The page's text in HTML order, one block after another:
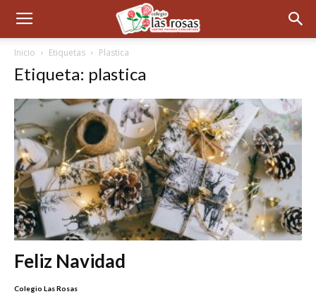
Inicio Etiquetas Plastica
Etiqueta: plastica
Feliz Navidad
Colegio Las Rosas